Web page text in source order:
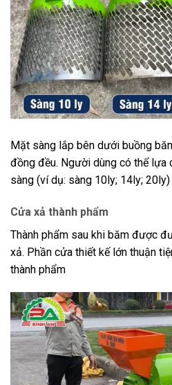
Mặt sàng lắp bên dưới buồng
đồng đều. Người dùng có thể
sàng (ví dụ: sàng 10ly; 14ly; 20ly)
Cửa xả thành phẩm
Thành phẩm sau khi băm được
xả. Phần cửa thiết kế lớn thuận
thành phẩm